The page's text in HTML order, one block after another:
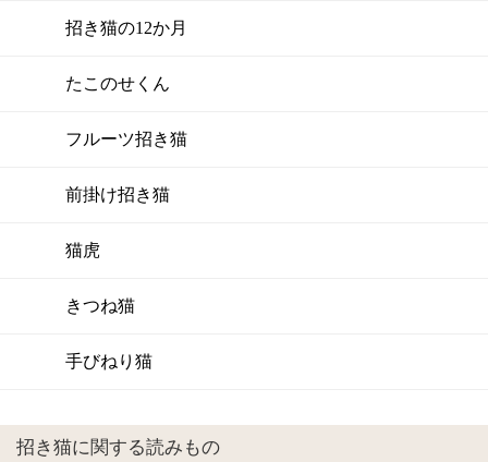
招き猫の12か月
たこのせくん
フルーツ招き猫
前掛け招き猫
猫虎
きつね猫
手びねり猫
招き猫に関する読みもの